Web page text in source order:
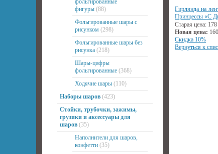
фольгированные
фигуры (88)
Фольгированные шары с
рисунком (298)
Фольгированные шары без
рисунка (218)
Шары-цифры
фольгированные (368)
Ходячие шары (110)
Наборы шаров (423)
Стойки, трубочки, зажимы,
грузики и аксессуары для
шаров (35)
Наполнители для шаров,
конфетти (35)
Гирлянда на
Принцессы «С
Старая цена: 178
Новая цена:
Скидка 10%
Вернуться к